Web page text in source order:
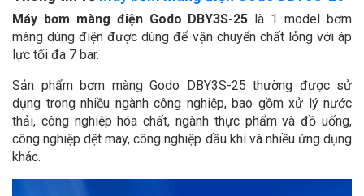
Máy bơm màng điện Godo DBY3S-25 là 1 model bơm
màng dùng điện được dùng để vận chuyển chất lỏng với áp
lực tối đa 7 bar.
Sản phẩm bơm màng Godo DBY3S-25 thường được sử
dụng trong nhiều ngành công nghiệp, bao gồm xử lý nước
thải, công nghiệp hóa chất, ngành thực phẩm và đồ uống,
công nghiệp dệt may, công nghiệp dầu khí và nhiều ứng dụng
khác.